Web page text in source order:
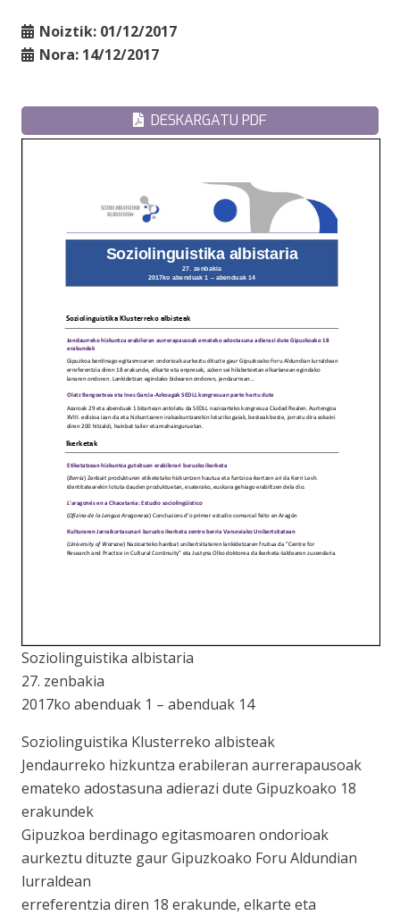
Noiztik: 01/12/2017
Nora: 14/12/2017
DESKARGATU PDF
Soziolinguistika albistaria
27. zenbakia
2017ko abenduak 1 – abenduak 14
Soziolinguistika Klusterreko albisteak
Jendaurreko hizkuntza erabileran aurrerapausoak
emateko adostasuna adierazi dute Gipuzkoako 18
erakundek
Gipuzkoa berdinago egitasmoaren ondorioak
aurkeztu dituzte gaur Gipuzkoako Foru Aldundian
lurraldean
erreferentzia diren 18 erakunde, elkarte eta